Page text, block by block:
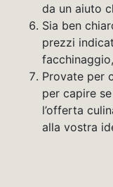
da un aiuto
Sia ben
prezzi
Provate per
per capire
l’offerta
alla